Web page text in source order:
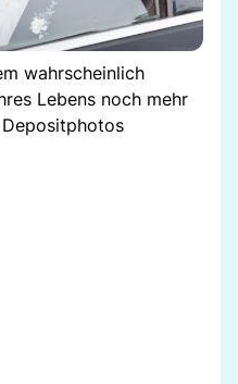
wahrscheinlich
Lebens noch mehr